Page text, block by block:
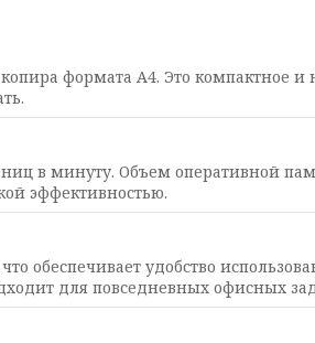
формата А4. Это компактное
в минуту. Объем оперативной
эффективностью.
обеспечивает удобство
для повседневных офисных